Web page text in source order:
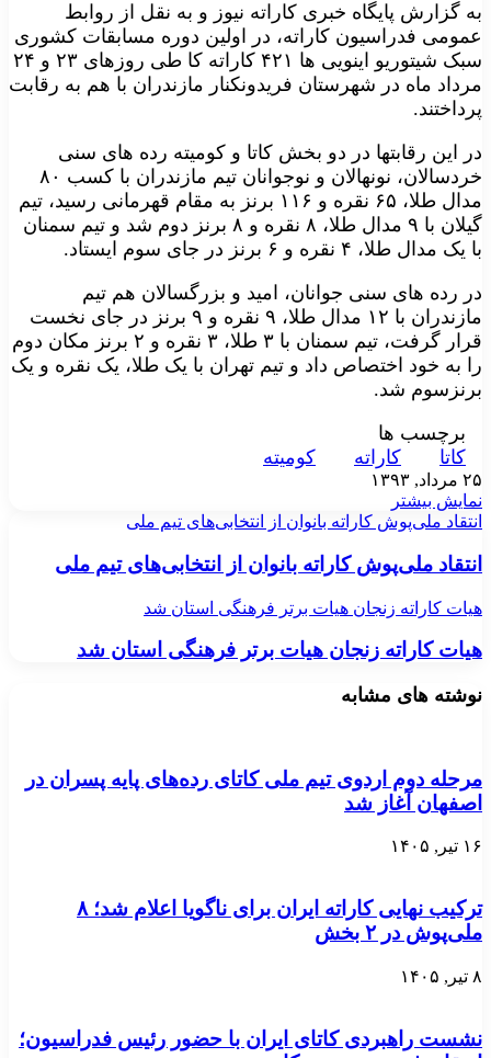
به گزارش پایگاه خبری کاراته نیوز و به نقل از روابط
عمومی فدراسیون کاراته، در اولین دوره مسابقات کشوری
سبک شیتوریو اینویی ها ۴۲۱ کاراته کا طی روزهای ۲۳ و ۲۴
مرداد ماه در شهرستان فریدونکنار مازندران با هم به رقابت
پرداختند.
در این رقابتها در دو بخش کاتا و کومیته رده های سنی
خردسالان، نونهالان و نوجوانان تیم مازندران با کسب ۸۰
مدال طلا، ۶۵ نقره و ۱۱۶ برنز به مقام قهرمانی رسید، تیم
گیلان با ۹ مدال طلا، ۸ نقره و ۸ برنز دوم شد و تیم سمنان
با یک مدال طلا، ۴ نقره و ۶ برنز در جای سوم ایستاد.
در رده های سنی جوانان، امید و بزرگسالان هم تیم
مازندران با ۱۲ مدال طلا، ۹ نقره و ۹ برنز در جای نخست
قرار گرفت، تیم سمنان با ۳ طلا، ۳ نقره و ۲ برنز مکان دوم
را به خود اختصاص داد و تیم تهران با یک طلا، یک نقره و یک
برنزسوم شد.
برچسب ها
کاتا
کاراته کوميته
۲۵ مرداد, ۱۳۹۳
نمایش بیشتر
انتقاد ملی‌پوش کاراته بانوان از انتخابی‌های تیم ملی
انتقاد ملی‌پوش کاراته بانوان از انتخابی‌های تیم ملی
هیات کاراته زنجان هیات برتر فرهنگی استان شد
هیات کاراته زنجان هیات برتر فرهنگی استان شد
نوشته های مشابه
مرحله دوم اردوی تیم ملی کاتای رده‌های پایه پسران در
اصفهان آغاز شد
۱۶ تیر, ۱۴۰۵
ترکیب نهایی کاراته ایران برای ناگویا اعلام شد؛ ۸
ملی‌پوش در ۲ بخش
۸ تیر, ۱۴۰۵
نشست راهبردی کاتای ایران با حضور رئیس فدراسیون؛